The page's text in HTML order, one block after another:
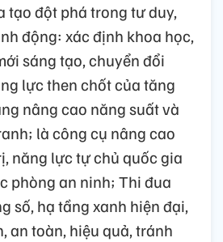
tạo đột phá trong tư duy,
động: xác định khoa học,
sáng tạo, chuyển đổi
lực then chốt của tăng
nâng cao năng suất và
là công cụ nâng cao
năng lực tự chủ quốc gia
phòng an ninh; Thi đua
số, hạ tầng xanh hiện đại,
an toàn, hiệu quả, tránh